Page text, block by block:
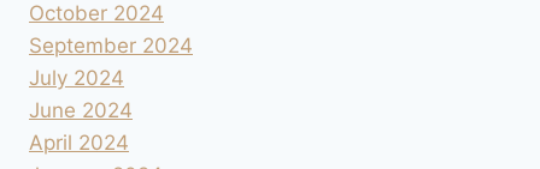
October 2024
September 2024
July 2024
June 2024
April 2024